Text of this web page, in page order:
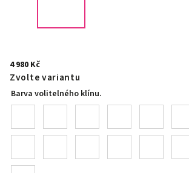
4 980 Kč
Zvolte variantu
Barva volitelného klínu.